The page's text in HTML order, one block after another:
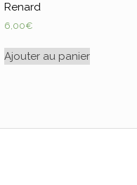
Renard
6,00€
Ajouter au panier